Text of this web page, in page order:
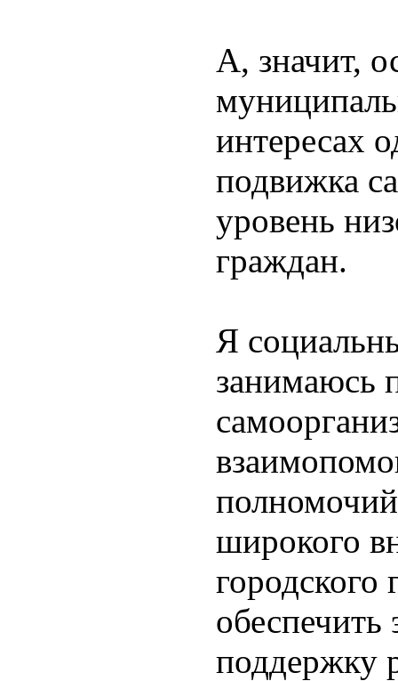
А, значит,
интересах
подвижка
уровень
граждан.
Я
занимаюсь
широкого
городского
поддержку